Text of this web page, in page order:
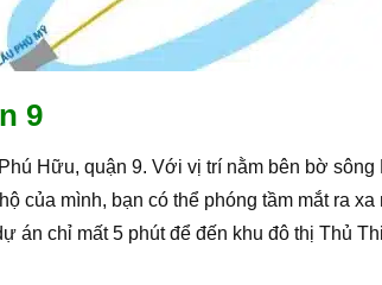
9
Hữu, quận 9. Với vị trí nằm bên bờ
của mình, bạn có thể phóng tầm mắt ra
án chỉ mất 5 phút để đến khu đô thị Thủ